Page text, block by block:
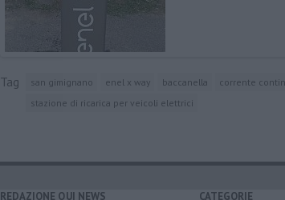
Tag san gimignano enel x way baccanella corrente
stazione di ricarica per veicoli elettrici
REDAZIONE QUI NEWS
CATEGORIE